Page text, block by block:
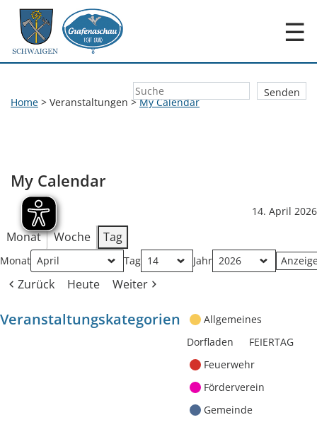
☰
Home > Veranstaltungen >My Calendar
My Calendar
14. April 2026
Monat Woche Tag
Monat Tag Jahr
Zurück Heute Weiter
Veranstaltungskategorien
Allgemeines
Dorfladen
FEIERTAG
Feuerwehr
Förderverein
Gemeinde